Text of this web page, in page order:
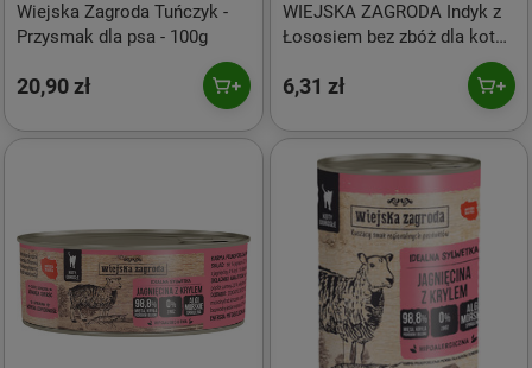
Wiejska Zagroda Tuńczyk -
Przysmak dla psa - 100g
20,90 zł
WIEJSKA ZAGRODA Indyk z
Łososiem bez zbóż dla kota
6,31 zł